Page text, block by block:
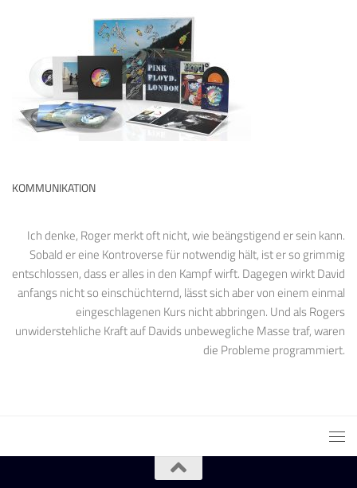
KOMMUNIKATION
Ich denke, Roger merkt oft nicht, wie beängstigend er sein kann.
Sobald er eine Kontroverse für notwendig hält, ist er so grimmig
entschlossen, dass er alles in den Kampf wirft. Dagegen wirkt David
anfangs nicht so einschüchternd, lässt sich aber von einem einmal
eingeschlagenen Kurs nicht abbringen. Und als Rogers
unwiderstehliche Kraft auf Davids unbewegliche Masse traf, waren
die Probleme programmiert.